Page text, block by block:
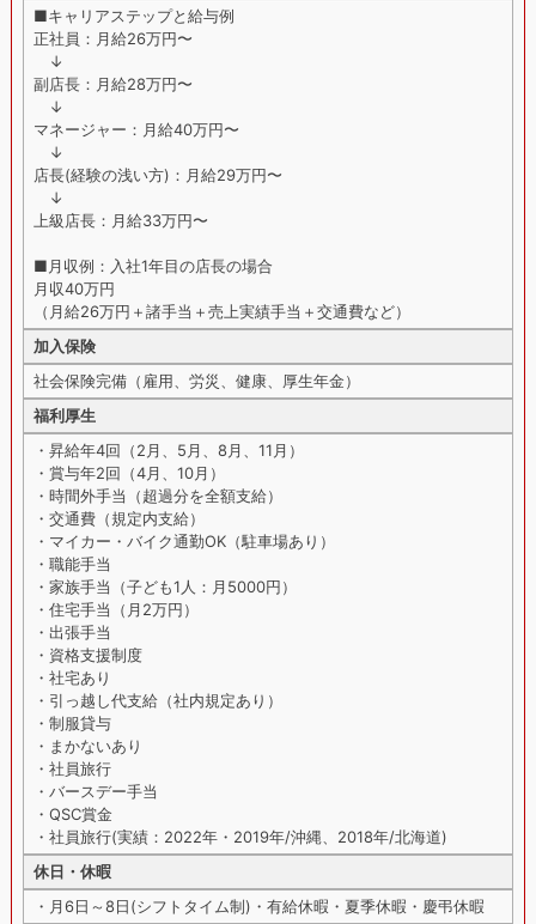
■キャリアステップと給与例
正社員：月給26万円〜
↓
副店長：月給28万円〜
↓
マネージャー：月給40万円〜
↓
店長(経験の浅い方)：月給29万円〜
↓
上級店長：月給33万円〜
■月収例：入社1年目の店長の場合
月収40万円
（月給26万円＋諸手当＋売上実績手当＋交通費など）
加入保険
社会保険完備（雇用、労災、健康、厚生年金）
福利厚生
・昇給年4回（2月、5月、8月、11月）
・賞与年2回（4月、10月）
・時間外手当（超過分を全額支給）
・交通費（規定内支給）
・マイカー・バイク通勤OK（駐車場あり）
・職能手当
・家族手当（子ども1人：月5000円）
・住宅手当（月2万円）
・出張手当
・資格支援制度
・社宅あり
・引っ越し代支給（社内規定あり）
・制服貸与
・まかないあり
・社員旅行
・バースデー手当
・QSC賞金
・社員旅行(実績：2022年・2019年/沖縄、2018年/北海道)
休日・休暇
・月6日～8日(シフトタイム制)・有給休暇・夏季休暇・慶弔休暇